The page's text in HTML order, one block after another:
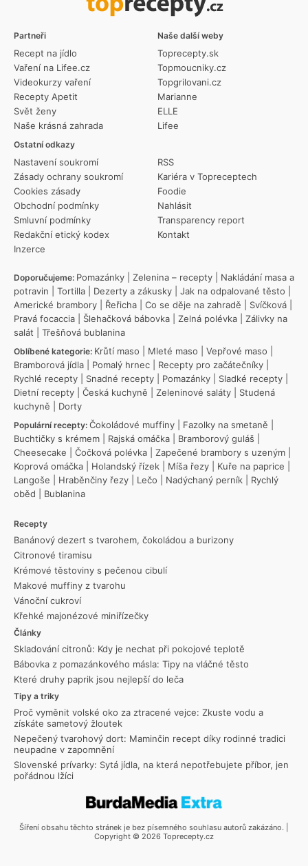
Partneři
Recept na jídlo
Vaření na Lifee.cz
Videokurzy vaření
Recepty Apetit
Svět ženy
Naše krásná zahrada
Ostatní odkazy
Nastavení soukromí
Zásady ochrany soukromí
Cookies zásady
Obchodní podmínky
Smluvní podmínky
Redakční etický kodex
Inzerce
RSS
Kariéra v Topreceptech
Foodie
Nahlásit
Transparency report
Kontakt
Naše další weby
Toprecepty.sk
Topmoucniky.cz
Topgrilovani.cz
Marianne
ELLE
Lifee
Doporučujeme: Pomazánky Zelenina – recepty
Nakládání masa a
potravin
Tortilla Dezerty a zákusky Jak na odpalované těsto
Americké brambory
Řeřicha Co se děje na zahradě Svíčková
Pravá focaccia
Šlehačková bábovka Zelná polévka
Zálivky na
salát
Třešňová bublanina
Oblíbené kategorie: Krůtí maso Mleté maso Vepřové maso
Bramborová jídla
Pomalý hrnec Recepty pro začátečníky
Rychlé recepty
Snadné recepty Pomazánky Sladké recepty
Dietní recepty
Česká kuchyně Zeleninové saláty
Studená
kuchyně
Dorty
Populární recepty: Čokoládové muffiny Fazolky na smetaně
Buchtičky s krémem
Rajská omáčka Bramborový guláš
Cheesecake
Čočková polévka Zapečené brambory s uzeným
Koprová omáčka
Holandský řízek Míša řezy Kuře na paprice
Langoše
Hraběnčiny řezy Lečo Nadýchaný perník
Rychlý
oběd
Bublanina
Recepty
Banánový dezert s tvarohem, čokoládou a burizony
Citronové tiramisu
Krémové těstoviny s pečenou cibulí
Makové muffiny z tvarohu
Vánoční cukroví
Křehké majonézové miniřízečky
Články
Skladování citronů: Kdy je nechat při pokojové teplotě
Bábovka z pomazánkového másla: Tipy na vláčné těsto
Které druhy paprik jsou nejlepší do leča
Tipy a triky
Proč vyměnit volské oko za ztracené vejce: Zkuste vodu a
získáte sametový žloutek
Nepečený tvarohový dort: Maminčin recept díky rodinné tradici
neupadne v zapomnění
Slovenské prívarky: Sytá jídla, na která nepotřebujete příbor, jen
pořádnou lžíci
Šíření obsahu těchto stránek je bez písemného souhlasu autorů zakázáno. |
Copyright © 2026 Toprecepty.cz